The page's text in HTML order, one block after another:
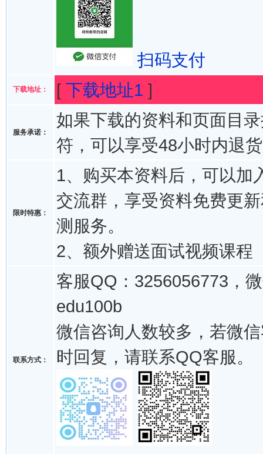
扫码支付
下载地址： [ 下载地址1 ]
服务承诺：
如果下载的资料和页面目
符，可以享受48小时内退
限时特惠：
1、购买本资料后，可以加
交流群，享受资料免费更
测服务。
2、额外赠送面试视频课程
联系方式：
客服QQ：3256056773，
edu100b
微信咨询人数较多，若微
时回复，请联系QQ客服。